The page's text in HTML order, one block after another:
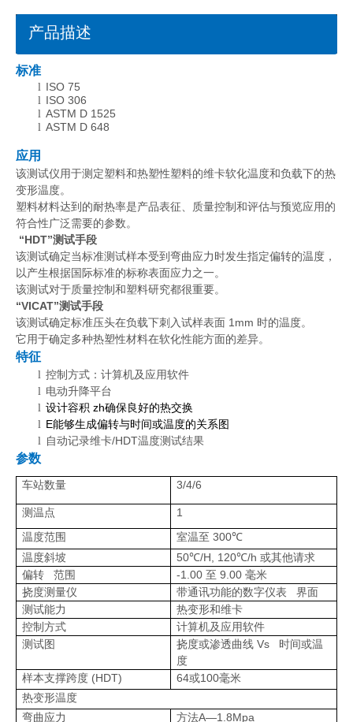
产品描述
标准
l ISO 75
l ISO 306
l ASTM D 1525
l ASTM D 648
应用
该测试仪用于测定塑料和热塑性塑料的维卡软化温度和负载下的热
变形温度。
塑料材料达到的耐热率是产品表征、质量控制和评估与预览应用的
符合性广泛需要的参数。
“HDT”测试手段
该测试确定当标准测试样本受到弯曲应力时发生指定偏转的温度，
以产生根据国际标准的标称表面应力之一。
该测试对于质量控制和塑料研究都很重要。
“VICAT”测试手段
该测试确定标准压头在负载下刺入试样表面 1mm 时的温度。
它用于确定多种热塑性材料在软化性能方面的差异。
特征
l 控制方式：计算机及应用软件
l 电动升降平台
l 设计容积 zh确保良好的热交换
l E能够生成偏转与时间或温度的关系图
l 自动记录维卡/HDT温度测试结果
参数
车站数量 3/4/6
测温点
1
温度范围
室温至 300℃
温度斜坡 50℃/H , 120℃/h 或其他请求
偏转 范围
-1.00 至 9.00 毫米
挠度测量仪
带通讯功能的数字仪表 界面
测试能力
热变形和维卡
控制方式
计算机及应用软件
测试图
挠度或渗透曲线 Vs 时间或温
度
样本支撑跨度 (HDT)
64或100毫米
热变形温度
弯曲应力
方法A—1.8Mpa